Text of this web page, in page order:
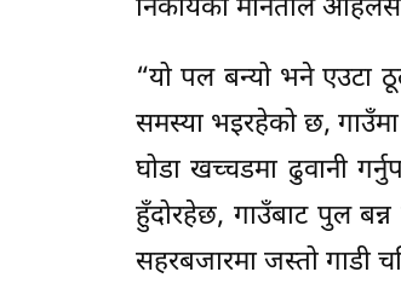
निकायको मौनताले
“यो पल बन्यो भने एउटा
समस्या भइरहेको छ,
घोडा खच्चडमा ढुवानी
हुँदोरहेछ, गाउँबाट पुल
सहरबजारमा जस्तो गाडी